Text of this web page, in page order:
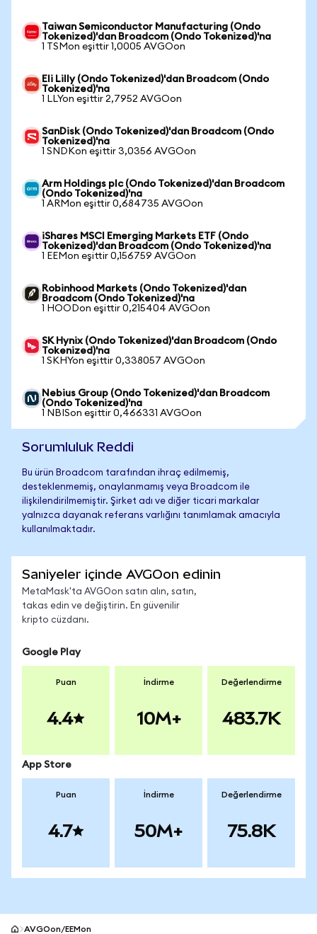
Taiwan Semiconductor Manufacturing (Ondo
Tokenized)'dan Broadcom (Ondo Tokenized)'na
1 TSMon eşittir 1,0005 AVGOon
Eli Lilly (Ondo Tokenized)'dan Broadcom (Ondo
Tokenized)'na
1 LLYon eşittir 2,7952 AVGOon
SanDisk (Ondo Tokenized)'dan Broadcom (Ondo
Tokenized)'na
1 SNDKon eşittir 3,0356 AVGOon
Arm Holdings plc (Ondo Tokenized)'dan Broadcom
(Ondo Tokenized)'na
1 ARMon eşittir 0,684735 AVGOon
iShares MSCI Emerging Markets ETF (Ondo
Tokenized)'dan Broadcom (Ondo Tokenized)'na
1 EEMon eşittir 0,156759 AVGOon
Robinhood Markets (Ondo Tokenized)'dan
Broadcom (Ondo Tokenized)'na
1 HOODon eşittir 0,215404 AVGOon
SK Hynix (Ondo Tokenized)'dan Broadcom (Ondo
Tokenized)'na
1 SKHYon eşittir 0,338057 AVGOon
Nebius Group (Ondo Tokenized)'dan Broadcom
(Ondo Tokenized)'na
1 NBISon eşittir 0,466331 AVGOon
Sorumluluk Reddi
Bu ürün Broadcom tarafından ihraç edilmemiş,
desteklenmemiş, onaylanmamış veya Broadcom ile
ilişkilendirilmemiştir. Şirket adı ve diğer ticari markalar
yalnızca dayanak referans varlığını tanımlamak amacıyla
kullanılmaktadır.
Saniyeler içinde AVGOon edinin
MetaMask'ta AVGOon satın alın, satın,
takas edin ve değiştirin. En güvenilir
kripto cüzdanı.
Google Play
Puan
4.4
İndirme
10M+
Değerlendirme
483.7K
App Store
Puan
4.7
İndirme
50M+
Değerlendirme
75.8K
AVGOon/EEMon